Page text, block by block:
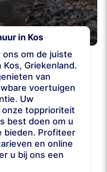
in Kos
om de juiste
Griekenland.
van
voertuigen
Uw
topprioriteit
best doen om u
bieden. Profiteer
en online
u bij ons een